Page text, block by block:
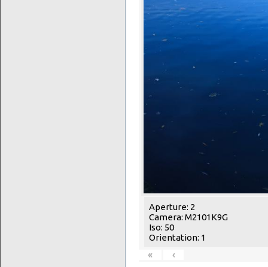
Aperture: 2
Camera: M2101K9G
Iso: 50
Orientation: 1
«
‹